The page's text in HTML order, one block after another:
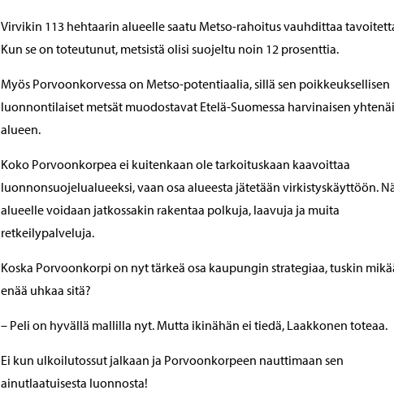
Virvikin 113 hehtaarin alueelle saatu Metso-rahoitus vauhdittaa
Kun se on toteutunut, metsistä olisi suojeltu noin 12 prosenttia.
Myös Porvoonkorvessa on Metso-potentiaalia, sillä sen poikkeuksellisen
luonnontilaiset metsät muodostavat Etelä-Suomessa harvinaisen
alueen.
Koko Porvoonkorpea ei kuitenkaan ole tarkoituskaan kaavoittaa
luonnonsuojelualueeksi, vaan osa alueesta jätetään virkistyskäyttöön.
alueelle voidaan jatkossakin rakentaa polkuja, laavuja ja muita
retkeilypalveluja.
Koska Porvoonkorpi on nyt tärkeä osa kaupungin strategiaa, tuskin
enää uhkaa sitä?
– Peli on hyvällä mallilla nyt. Mutta ikinähän ei tiedä, Laakkonen toteaa.
Ei kun ulkoilutossut jalkaan ja Porvoonkorpeen nauttimaan sen
ainutlaatuisesta luonnosta!